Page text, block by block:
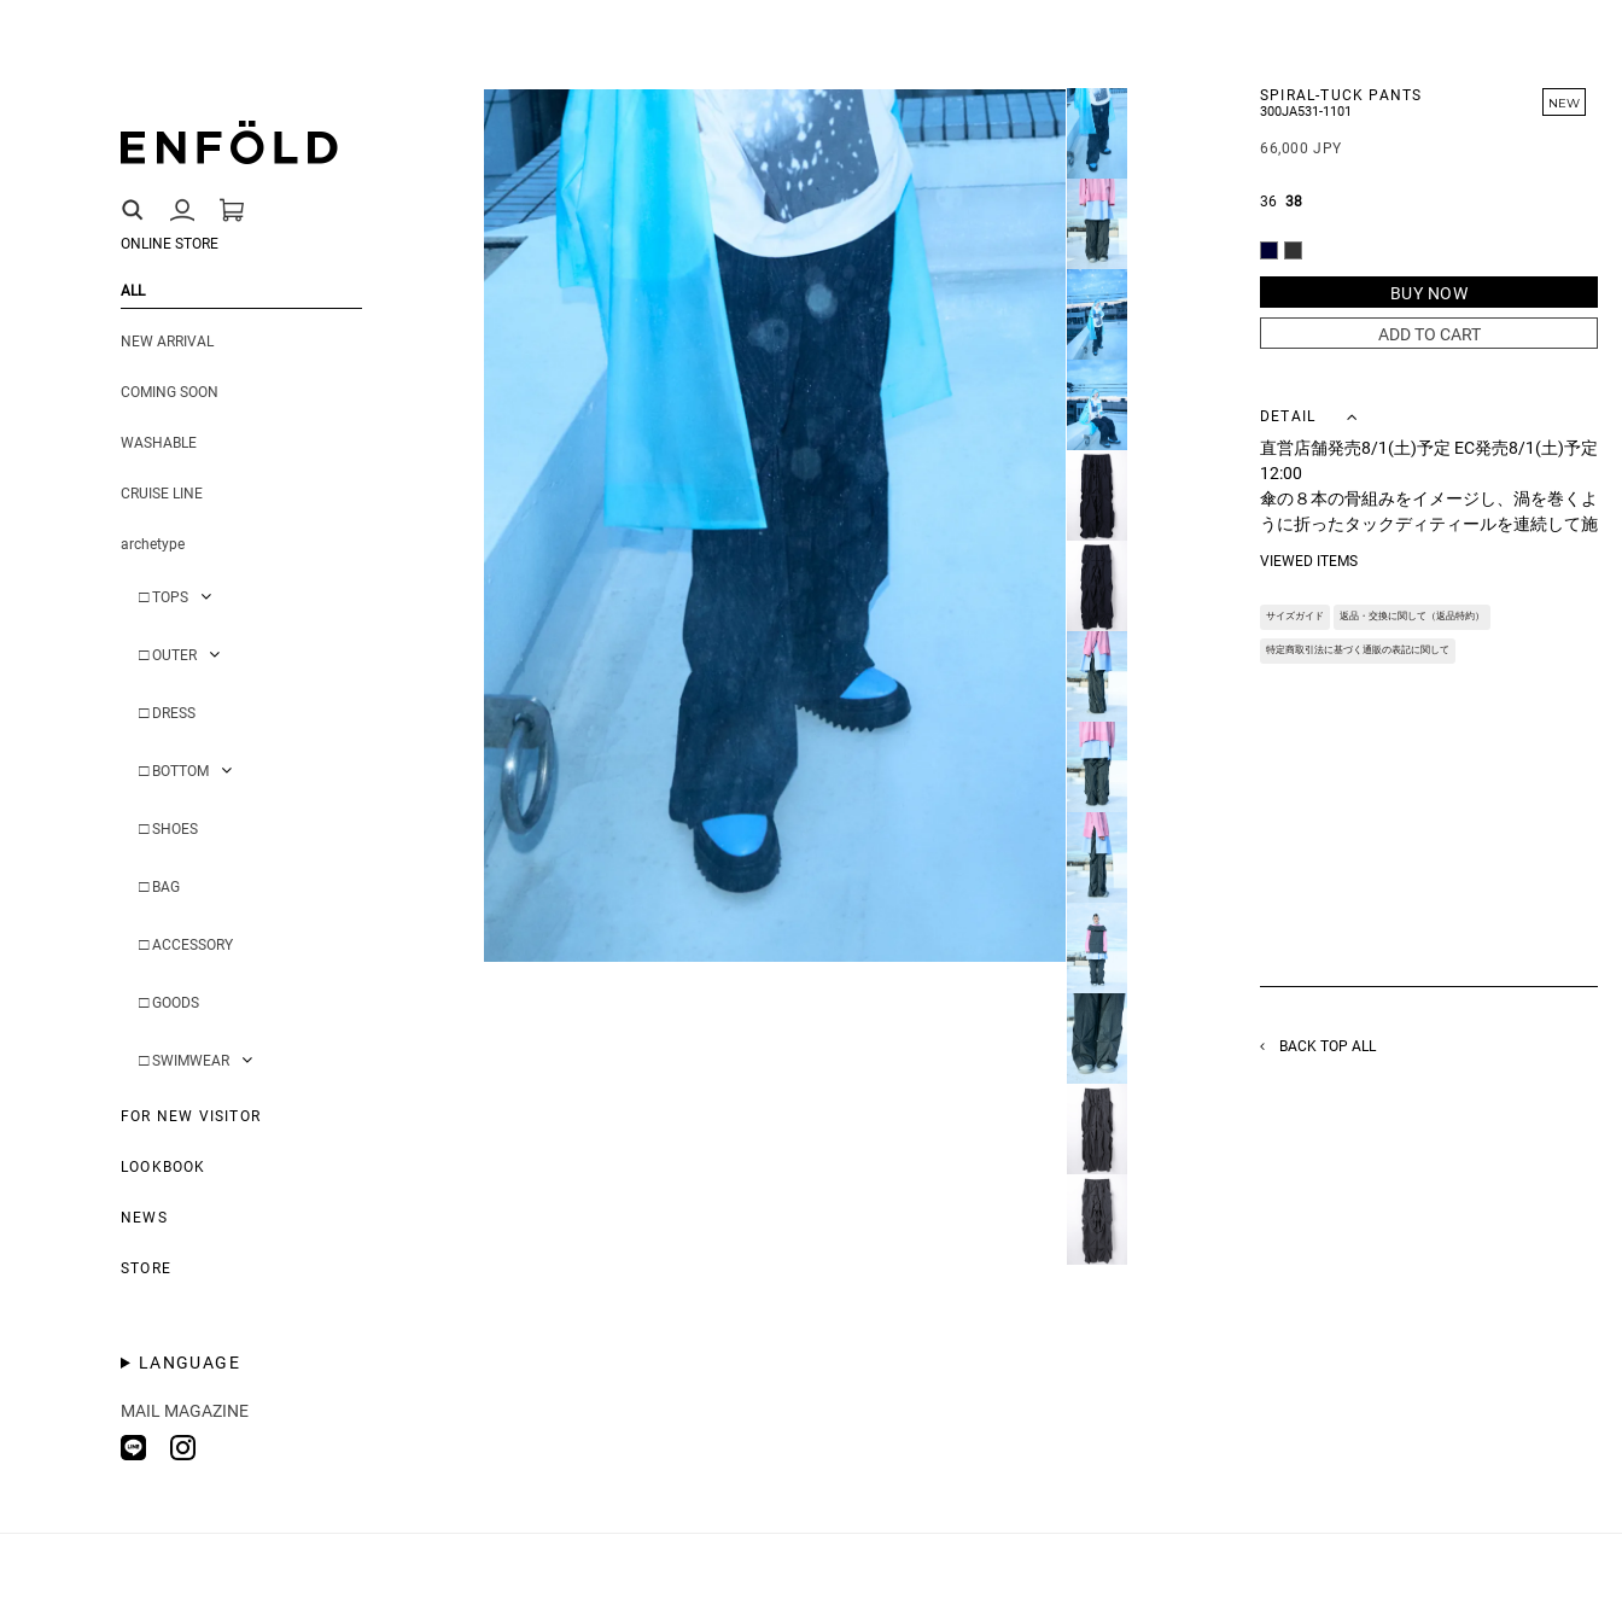
ONLINE STORE
ALL
NEW ARRIVAL
COMING SOON
WASHABLE
CRUISE LINE
archetype
□ TOPS
□ OUTER
□ DRESS
□ BOTTOM
□ SHOES
□ BAG
□ ACCESSORY
□ GOODS
□ SWIMWEAR
FOR NEW VISITOR
LOOKBOOK
NEWS
STORE
LANGUAGE
MAIL MAGAZINE
SPIRAL-TUCK PANTS
300JA531-1101
66,000 JPY
NEW
36 38
BUY NOW
ADD TO CART
DETAIL
直営店舗発売8/1(土)予定 EC発売8/1(土)予定
12:00
傘の８本の骨組みをイメージし、渦を巻くよ
うに折ったタックディティールを連続して施
ることで日常使いしやすいアイテムになって
います。
VIEWED ITEMS
サイズガイド 返品・交換に関して（返品特約）
特定商取引法に基づく通販の表記に関して
BACK TOP ALL